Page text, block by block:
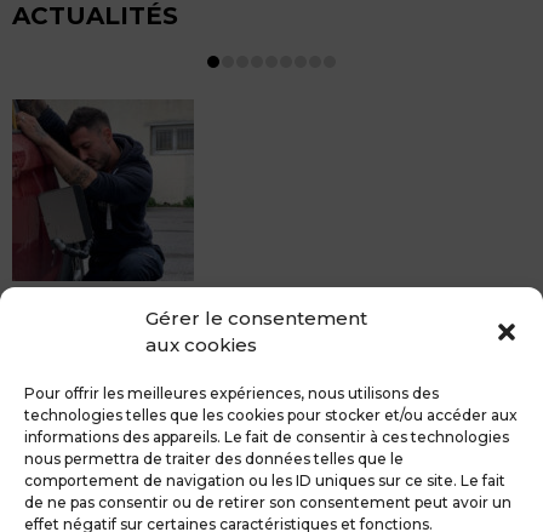
Gérer le consentement
aux cookies
Pour offrir les meilleures expériences, nous utilisons des
technologies telles que les cookies pour stocker et/ou accéder aux
informations des appareils. Le fait de consentir à ces technologies
nous permettra de traiter des données telles que le
comportement de navigation ou les ID uniques sur ce site. Le fait
de ne pas consentir ou de retirer son consentement peut avoir un
effet négatif sur certaines caractéristiques et fonctions.
ACTUALITÉS
peinture, sans rendez-vous mais Avec le sourire :)
du débosselage vous accueille sans rendez-...
MDCS GROUPE Mentions légales